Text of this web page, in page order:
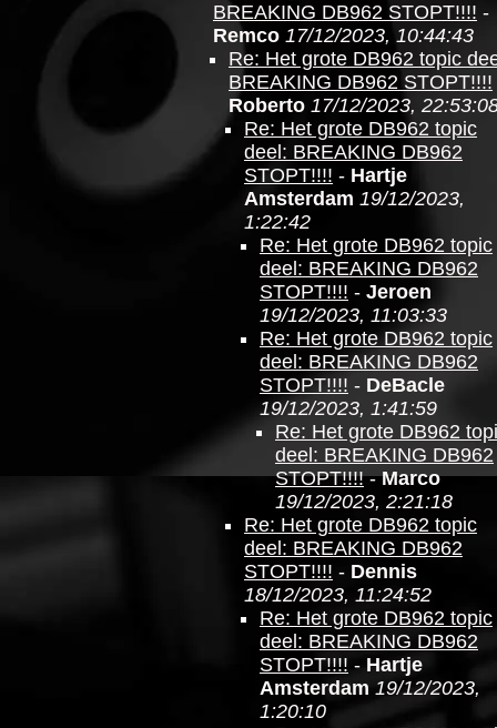
BREAKING DB962 STOPT!!!! -
Remco 17/12/2023, 10:44:43
Re: Het grote DB962 topic
BREAKING DB962 STOPT!!!!
Roberto 17/12/2023,
Re: Het grote DB962 topic
deel: BREAKING DB962
STOPT!!!! - Hartje
Amsterdam 19/12/2023,
1:22:42
Re: Het grote DB962 topic
deel: BREAKING DB962
STOPT!!!! - Jeroen
19/12/2023, 11:03:33
Re: Het grote DB962 topic
deel: BREAKING DB962
STOPT!!!! - DeBacle
19/12/2023, 1:41:59
Re: Het grote DB962
deel: BREAKING DB962
STOPT!!!!-Marco
19/12/2023, 2:21:18
Re: Het grote DB962 topic
deel: BREAKING DB962
STOPT!!!! - Dennis
18/12/2023, 11:24:52
Re: Het grote DB962 topic
deel: BREAKING DB962
STOPT!!!! - Hartje
Amsterdam 19/12/2023,
1:20:10